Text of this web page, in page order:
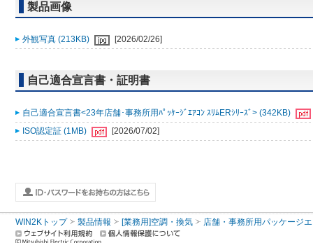
製品画像
外観写真 (213KB) [2026/02/26]
自己適合宣言書・証明書
自己適合宣言書<23年店舗･事務所用ﾊﾟｯｹｰｼﾞｴｱｺﾝ ｽﾘﾑERｼﾘｰｽﾞ> (342KB)
ISO認定証 (1MB)
[2026/07/02]
WIN2Kトップ 製品情報 [業務用]空調・換気 店舗・事務所用パッケージ